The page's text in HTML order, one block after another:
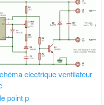
electrique ventilateur
point p